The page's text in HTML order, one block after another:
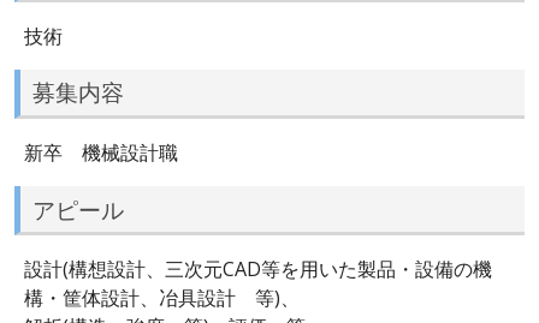
技術
募集内容
新卒 機械設計職
アピール
設計(構想設計、三次元CAD等を用いた製品・設備の機
構・筐体設計、冶具設計 等)、